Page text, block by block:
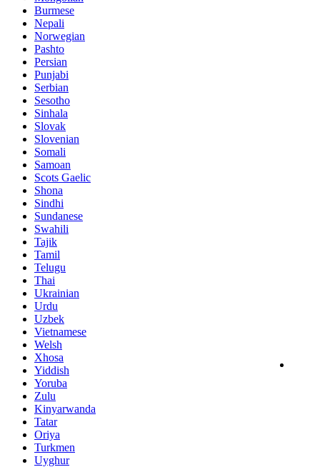
Burmese
Nepali
Norwegian
Pashto
Persian
Punjabi
Serbian
Sesotho
Sinhala
Slovak
Slovenian
Somali
Samoan
Scots Gaelic
Shona
Sindhi
Sundanese
Swahili
Tajik
Tamil
Telugu
Thai
Ukrainian
Urdu
Uzbek
Vietnamese
Welsh
Xhosa
Yiddish
Yoruba
Zulu
Kinyarwanda
Tatar
Oriya
Turkmen
Uyghur